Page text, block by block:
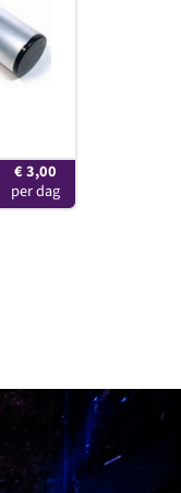
€3,00